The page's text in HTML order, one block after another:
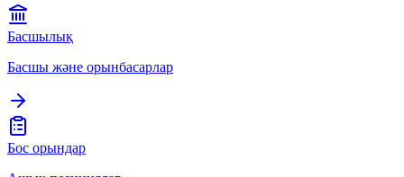
Басшылық
Басшы және орынбасарлар
Бос орындар